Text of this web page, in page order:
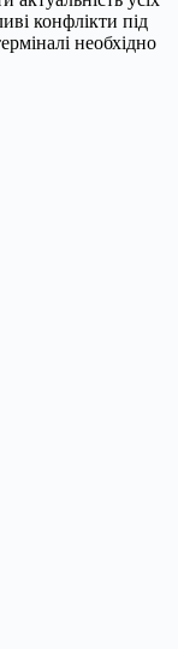
конфлікти під
необхідно